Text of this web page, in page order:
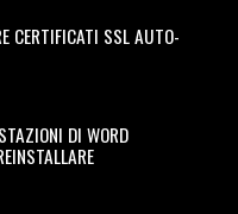
CERTIFICATI SSL AUTO-
DI WORD